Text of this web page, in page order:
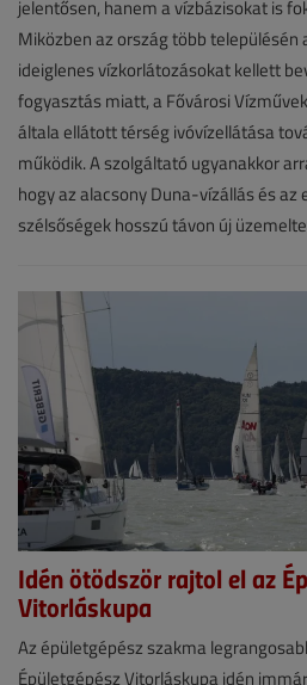
2026.
július
15.
|
VGF&HKL
online
jelentősen, hanem a vízbázisokat is
Miközben az ország több településén
ideiglenes vízkorlátozásokat kellett
fogyasztás miatt, a Fővárosi
általa ellátott térség ivóvízellátása
működik. A szolgáltató ugyanakkor
hogy az alacsony Duna-vízállás és az
szélsőségek hosszú távon új
Idén ötödször rajtol el az
Vitorláskupa
Hírek
Az épületgépész szakma
Épületgépész Vitorláskupa idén